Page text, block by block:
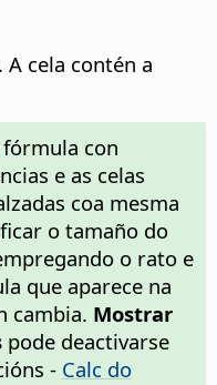
A cela contén a
con
e as celas
coa mesma
o tamaño do
o rato e
que aparece na
cambia. Mostrar
pode deactivarse
- Calc do